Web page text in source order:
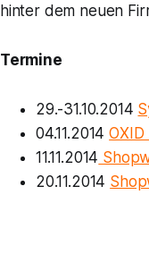
hinter dem neuen
Termine
29.-31.10.2014
04.11.2014
11.11.2014
20.11.2014